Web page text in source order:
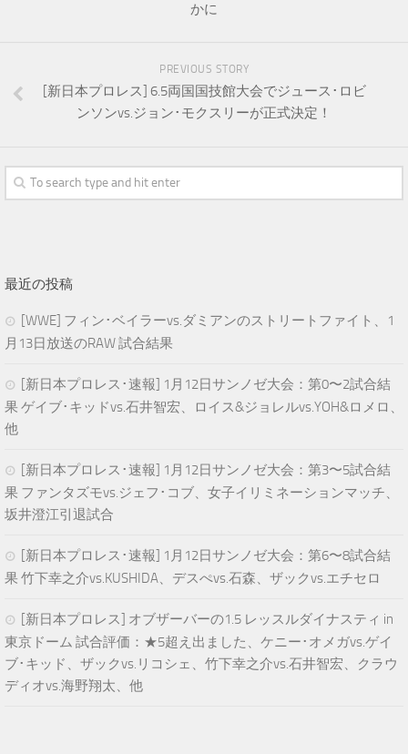
かに
PREVIOUS STORY
[新日本プロレス] 6.5両国国技館大会でジュース･ロビ
ンソンvs.ジョン･モクスリーが正式決定！
最近の投稿
[WWE] フィン･ベイラーvs.ダミアンのストリートファイト、1
月13日放送のRAW 試合結果
[新日本プロレス･速報] 1月12日サンノゼ大会：第0〜2試合結
果 ゲイブ･キッドvs.石井智宏、ロイス&ジョレルvs.YOH&ロメロ、
他
[新日本プロレス･速報] 1月12日サンノゼ大会：第3〜5試合結
果 ファンタズモvs.ジェフ･コブ、女子イリミネーションマッチ、
坂井澄江引退試合
[新日本プロレス･速報] 1月12日サンノゼ大会：第6〜8試合結
果 竹下幸之介vs.KUSHIDA、デスぺvs.石森、ザックvs.エチセロ
[新日本プロレス] オブザーバーの1.5 レッスルダイナスティ in
東京ドーム 試合評価：★5超え出ました、ケニー･オメガvs.ゲイ
ブ･キッド、ザックvs.リコシェ、竹下幸之介vs.石井智宏、クラウ
ディオvs.海野翔太、他